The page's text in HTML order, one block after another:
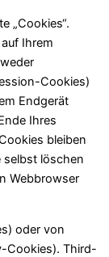
„Cookies“.
Ihrem
Cookies)
Endgerät
Ihres
bleiben
selbst löschen
Webbrowser
oder von
Cookies). Third-